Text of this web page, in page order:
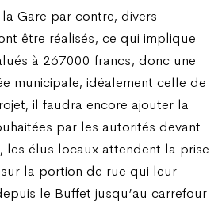
Gare par contre, divers
être réalisés, ce qui implique
à 267000 francs, donc une
municipale, idéalement celle de
il faudra encore ajouter la
par les autorités devant
les élus locaux attendent la prise
la portion de rue qui leur
le Buffet jusqu’au carrefour